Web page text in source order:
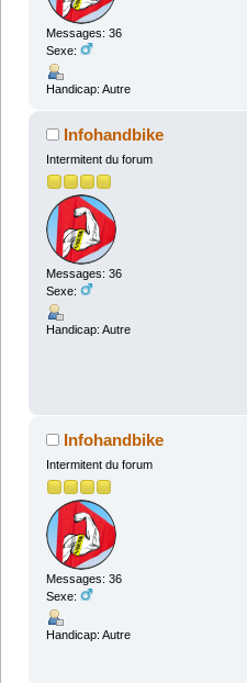
Messages: 36
Sexe:
Handicap: Autre
Infohandbike
Intermitent du forum
Messages: 36
Sexe:
Handicap: Autre
Infohandbike
Intermitent du forum
Messages: 36
Sexe:
Handicap: Autre